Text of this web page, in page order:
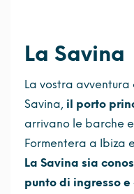
La Savina
La vostra
Savina, il porto
arrivano le barche
Formentera a Ibiza
La Savina sia
punto di ingresso